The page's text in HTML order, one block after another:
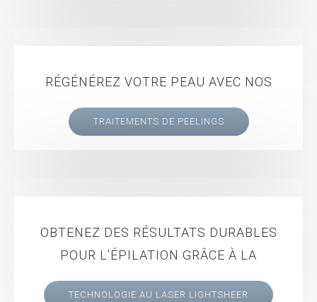
RÉGÉNÉREZ VOTRE PEAU AVEC NOS
TRAITEMENTS DE PEELINGS
OBTENEZ DES RÉSULTATS DURABLES
POUR L’ÉPILATION GRÂCE À LA
TECHNOLOGIE AU LASER LIGHTSHEER